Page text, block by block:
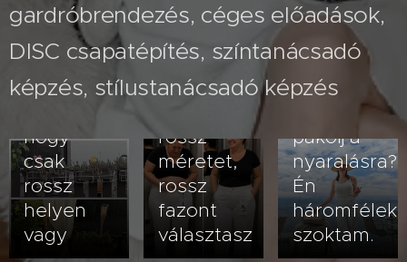
gardróbrendezés, céges előadások,
DISC csapatépítés, színtanácsadó
képzés, stílustanácsadó képzés
2026.08.03
Nem
veled van
hogy
csak
rossz
helyen
vagy
2026.07.26
A fehér
nadrág
kövérít –
rossz
méretet,
rossz
fazont
választasz
2026.07.23
Hogyan
pakolj a
nyaralásra?
Én
szoktam.